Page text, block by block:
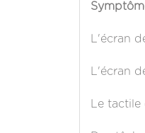
L'écran
L'écran
Le tactile